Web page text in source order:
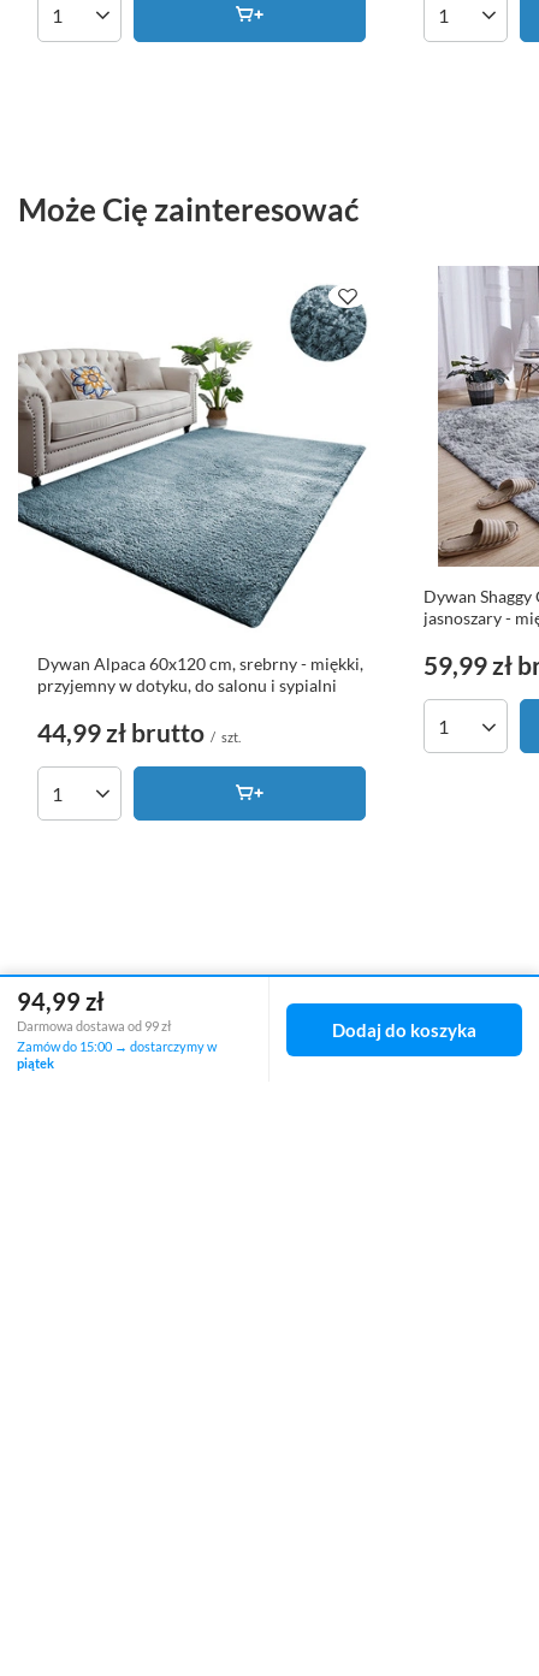
Ilość produktów Ilość
Może Cię zainteresować
Dywan Alpaca 60x120 cm, srebrny - miękki,
przyjemny w dotyku, do salonu i sypialni
44,99 zł brutto / szt.
Ilość produktów
Dywan
jasnoszary -
59,99 zł
Ilość
Zamówienia
94,99 zł
Darmowa dostawa od 99 zł
Zamów do 15:00 → dostarczymy w
piątek
Dodaj do koszyka